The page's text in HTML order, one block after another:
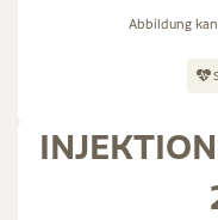
Abbildung